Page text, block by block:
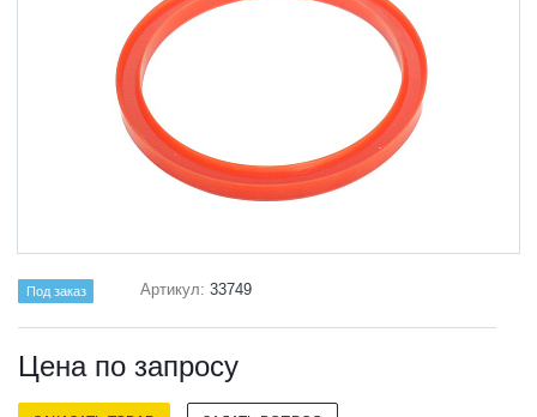
Под заказ Артикул:33749
Цена по запросу